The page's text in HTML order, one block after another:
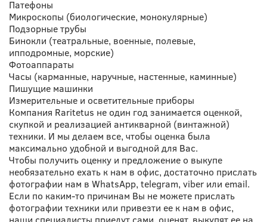
Патефоны
Микроскопы (биологические, монокулярные)
Подзорные трубы
Бинокли (театральные, военные, полевые,
ипподромные, морские)
Фотоаппараты
Часы (карманные, наручные, настенные, каминные)
Пишущие машинки
Измерительные и осветительные приборы
Компания Raritetus не один год занимается оценкой,
скупкой и реализацией антикварной (винтажной)
техники. И мы делаем все, чтобы оценка была
максимально удобной и выгодной для Вас.
Чтобы получить оценку и предложение о выкупе
необязательно ехать к нам в офис, достаточно прислать
фотографии нам в WhatsApp, telegram, viber или email.
Если по каким-то причинам Вы не можете прислать
фотографии техники или привезти ее к нам в офис,